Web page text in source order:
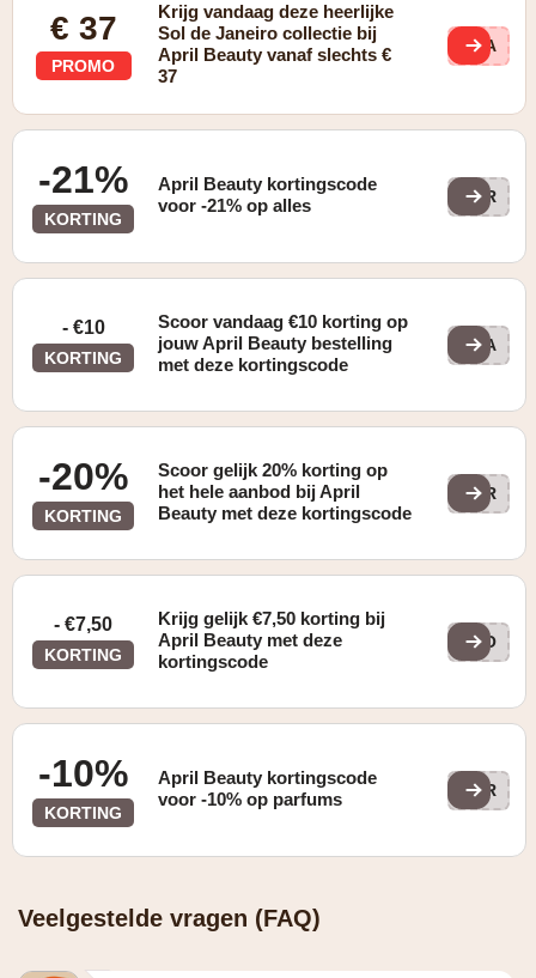
€ 37
PROMO
Krijg vandaag deze heerlijke
Sol de Janeiro collectie bij
April Beauty vanaf slechts €
37
yhA
-21%
KORTING
April Beauty kortingscode
voor -21% op alles
APR
- €10
KORTING
Scoor vandaag €10 korting op
jouw April Beauty bestelling
met deze kortingscode
BEA
-20%
KORTING
Scoor gelijk 20% korting op
het hele aanbod bij April
Beauty met deze kortingscode
APR
- €7,50
KORTING
Krijg gelijk €7,50 korting bij
April Beauty met deze
kortingscode
SHO
-10%
KORTING
April Beauty kortingscode
voor -10% op parfums
APR
Veelgestelde vragen (FAQ)